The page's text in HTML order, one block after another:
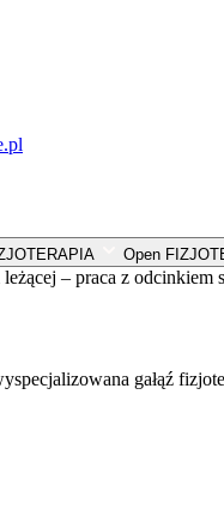
Open
gałąź